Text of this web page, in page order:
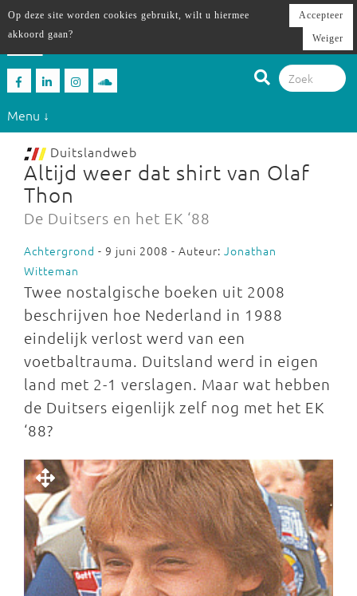
Menu ↓
Duitslandweb
Altijd weer dat shirt van Olaf
Thon
De Duitsers en het EK ‘88
Achtergrond - 9 juni 2008 - Auteur: Jonathan
Witteman
Twee nostalgische boeken uit 2008
beschrijven hoe Nederland in 1988
eindelijk verlost werd van een
voetbaltrauma. Duitsland werd in eigen
land met 2-1 verslagen. Maar wat hebben
de Duitsers eigenlijk zelf nog met het EK
‘88?
Op deze site worden cookies gebruikt, wilt u hiermee
akkoord gaan?
Accepteer
Weiger